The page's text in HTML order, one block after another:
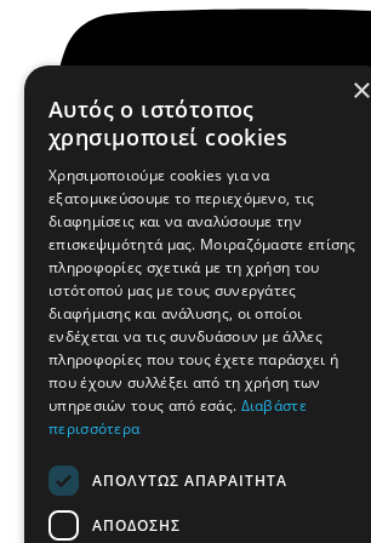
Η Ιστορία μας
×
Αυτός ο ιστότοπος
χρησιμοποιεί cookies
Χρησιμοποιούμε cookies για να
εξατομικεύσουμε το περιεχόμενο, τις
διαφημίσεις και να αναλύσουμε την
επισκεψιμότητά μας. Μοιραζόμαστε επίσης
πληροφορίες σχετικά με τη χρήση του
ιστότοπού μας με τους συνεργάτες
διαφήμισης και ανάλυσης, οι οποίοι
ενδέχεται να τις συνδυάσουν με άλλες
πληροφορίες που τους έχετε παράσχει ή
που έχουν συλλέξει από τη χρήση των
υπηρεσιών τους από εσάς. Διαβάστε
περισσότερα
ΑΠΟΛΎΤΩΣ ΑΠΑΡΑΊΤΗΤΑ
ΑΠΌΔΟΣΗΣ